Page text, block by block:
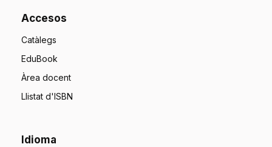
Accesos
Catàlegs
EduBook
Àrea docent
Llistat d'ISBN
Idioma